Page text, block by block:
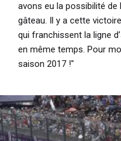
avons eu la possibilité
gâteau. Il y a cette
qui franchissent la ligne
en même temps. Pour
saison 2017 !"